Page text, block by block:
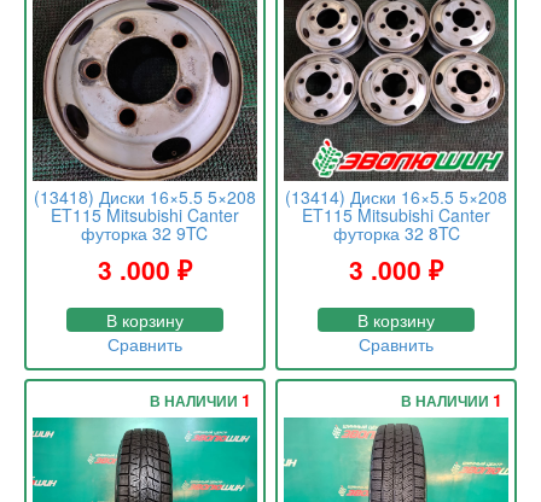
(13418) Диски 16×5.5 5×208
ET115 Mitsubishi Canter
футорка 32 9TC
3 .000 ₽
В корзину
Сравнить
(13414) Диски 16×5.5 5×208
ET115 Mitsubishi Canter
футорка 32 8TC
3 .000₽
В корзину
Сравнить
В НАЛИЧИИ 1 В НАЛИЧИИ 1